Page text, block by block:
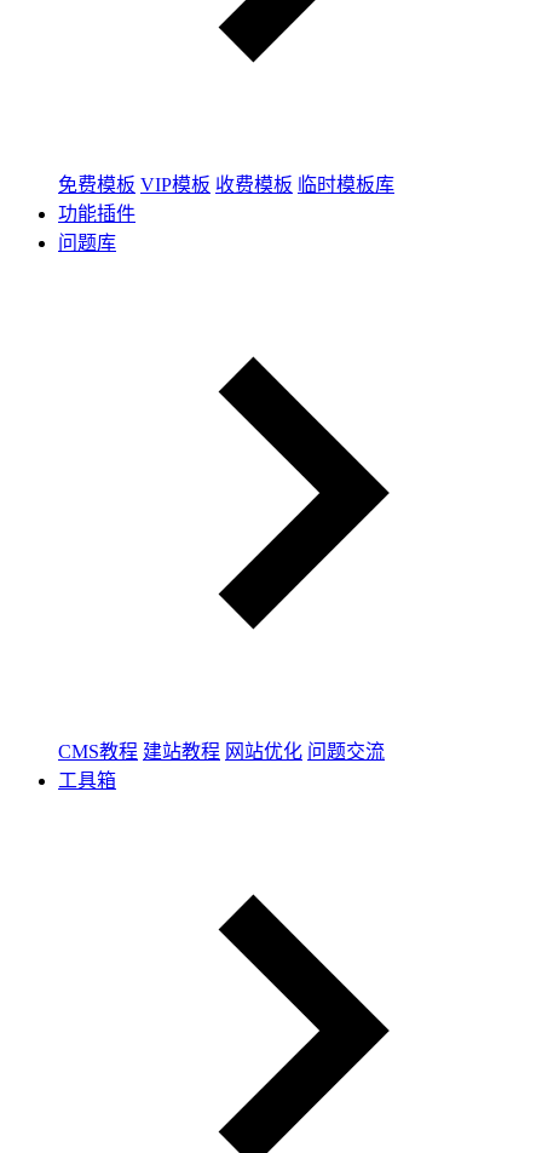
免费模板 VIP模板 收费模板 临时模板库
功能插件
问题库
CMS教程 建站教程 网站优化 问题交流
工具箱